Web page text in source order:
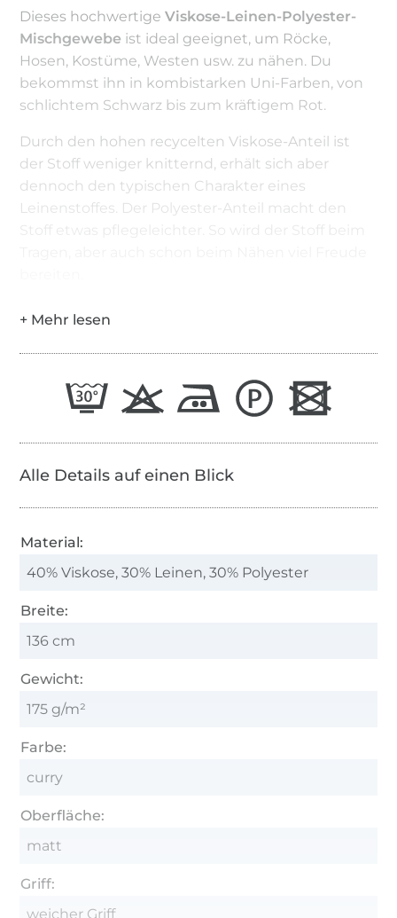
Dieses hochwertigeViskose-Leinen-Polyester-
Mischgewebe ist ideal geeignet, um Röcke,
Hosen, Kostüme, Westen usw. zu nähen. Du
bekommst ihn in kombistarken Uni-Farben, von
schlichtem Schwarz bis zum kräftigem Rot.
Durch den hohen recycelten Viskose-Anteil ist
der Stoff weniger knitternd, erhält sich aber
dennoch den typischen Charakter eines
Leinenstoffes. Der Polyester-Anteil macht den
Alle Details auf einen Blick
Material:
40% Viskose, 30% Leinen, 30% Polyester
Breite:
136 cm
Gewicht:
175 g/m²
Farbe:
curry
Oberfläche:
matt
Griff:
weicher Griff